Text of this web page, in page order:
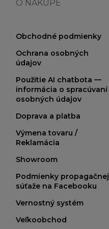
O NÁKUPE
Obchodné podmienky
Ochrana osobných
údajov
Použitie AI chatbota —
informácia o spracúvaní
osobných údajov
Doprava a platba
Výmena tovaru /
Reklamácia
Showroom
Podmienky propagačnej
súťaže na Facebooku
Vernostný systém
Veľkoobchod